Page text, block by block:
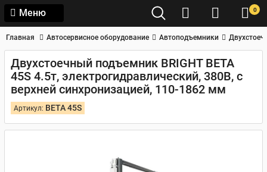
Меню 0
Главная Автосервисное оборудование Автоподъемники
Двухстоечный подъемник BRIGHT BETA
45S 4.5т, электрогидравлический, 380В, с
верхней синхронизацией, 110-1862 мм
Артикул: BETA 45S